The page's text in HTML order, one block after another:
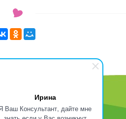
Ирина
Ваш Консультант, дайте мне